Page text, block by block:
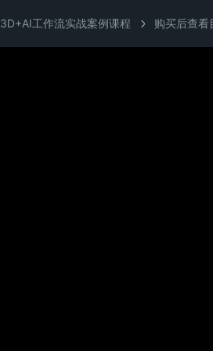
3D+AI工作流实战案例课程 购买后查看